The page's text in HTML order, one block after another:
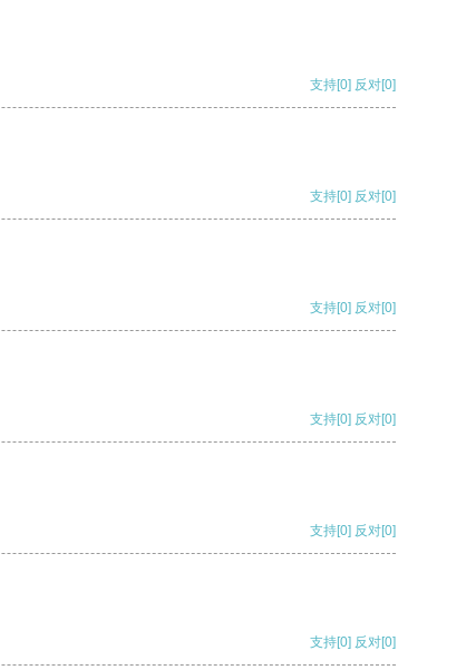
支持[0] 反对[0]
支持[0] 反对[0]
支持[0] 反对[0]
支持[0] 反对[0]
支持[0] 反对[0]
支持[0] 反对[0]